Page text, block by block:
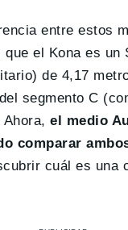
entre estos
el Kona es un
de 4,17
segmento C
Ahora,el medio
comparar
cuál es una